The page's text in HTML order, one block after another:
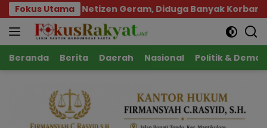
Langsung
ke
konten
Fokus Utama
Palu Buat Netizen Geram, Diduga Banyak Korbannya
Beranda Berita Daerah Nasional Politik &